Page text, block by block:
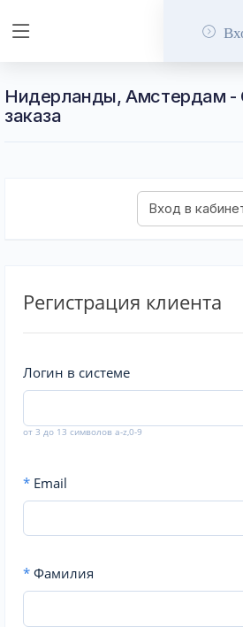
Нидерланды, Амстердам -
заказа
Регистрация клиента
Логин в системе
от 3 до 13 символов a-z,0-9
* Email
* Фамилия